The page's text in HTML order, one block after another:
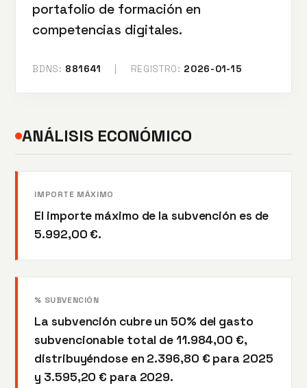
portafolio de formación en
competencias digitales.
BDNS: 881641 REGISTRO: 2026-01-15
ANÁLISIS ECONÓMICO
IMPORTE MÁXIMO
El importe máximo de la subvención es de
5.992,00 €.
% SUBVENCIÓN
La subvención cubre un 50% del gasto
subvencionable total de 11.984,00 €,
distribuyéndose en 2.396,80 € para 2025
y 3.595,20 € para 2029.